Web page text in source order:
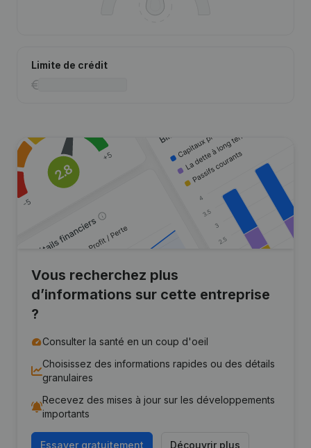
Limite de crédit
Vous recherchez plus
d’informations sur cette entreprise
?
Consulter la santé en un coup d'oeil
Choisissez des informations rapides ou des détails
granulaires
Recevez des mises à jour sur les développements
importants
Essayer gratuitement Découvrir plus